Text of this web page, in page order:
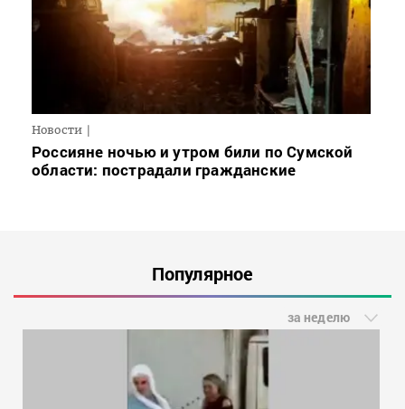
Новости
Россияне ночью и утром били по Сумской
области: пострадали гражданские
Популярное
за неделю